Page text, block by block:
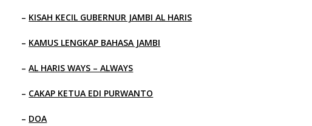
– KISAH KECIL GUBERNUR JAMBI AL HARIS
– KAMUS LENGKAP BAHASA JAMBI
–AL HARIS WAYS – ALWAYS
– CAKAP KETUA EDI PURWANTO
– DOA